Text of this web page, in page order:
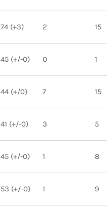
74 (+3) 2 15
45 (+/-0) 0 1
44 (+/0) 7 15
41 (+/-0) 3 5
45 (+/-0) 1 8
53 (+/-0) 1 9